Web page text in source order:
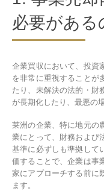
必要がある
企業買収において、投資
を非常に重視することが
たり、未解決の法的・財
が長期化したり、最悪の
莱洲の企業、特に地元の
業にとって、財務および
基準に必ずしも準拠して
価することで、企業は事
家にアプローチする前に
ます。